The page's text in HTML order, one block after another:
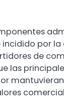
por
de
las